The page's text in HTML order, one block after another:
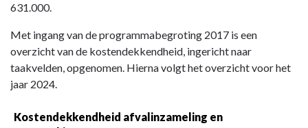
631.000.
Met ingang van de programmabegroting 2017 is een
overzicht van de kostendekkendheid, ingericht naar
taakvelden, opgenomen. Hierna volgt het overzicht voor het
jaar 2024.
Kostendekkendheid afvalinzameling en